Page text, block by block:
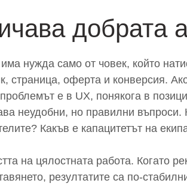
добрата
нужда само от човек, който
страница, оферта и конверсия.
е в UX, понякога в
неудобни, но правилни
Какъв е капацитетът на
на цялостната работа. Когато
резултатите са по-